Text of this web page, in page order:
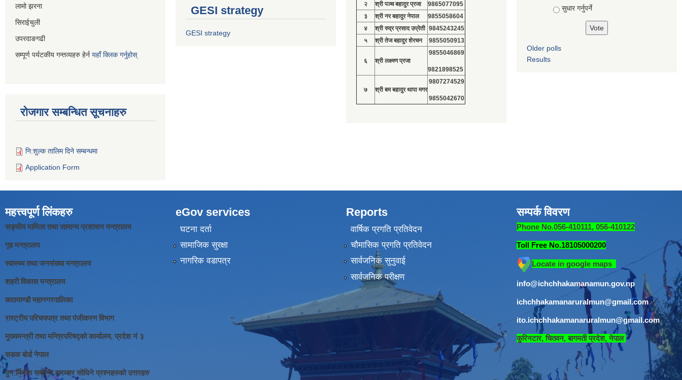
लामो झरना
सिराईचुली
उपरदाङगढी
सम्पूर्ण पर्यटकीय गन्तव्यहरु हेर्न यहाँ क्लिक गर्नुहोस्
रोजगार सम्बन्धित सूचनाहरु
नि:शुल्क तालिम दिने सम्बन्धमा
Application Form
GESI strategy
GESI strategy
२
श्री पञ्च बहादुर प्रजा
9865077095
३
श्री नर बहादुर नेपाल
9855058604
४
श्री रुद्र प्रसाद उप्रेती 9845243245
५
श्री तेज बहादुर शेरचन 9855050913
६ श्री लक्ष्मण प्रजा
9855046869
9821898525
७ श्री बम बहादुर थापा मगर
9807274529
9855042670
सुधार गर्नुपर्ने
Older polls
Results
महत्त्वपूर्ण लिंकहरु
सङ्घीय मामिला तथा सामान्य प्रशासन मन्त्रालय
गृह मन्त्रालय
स्वास्थ्य तथा जनसंख्या मन्त्रालय
शहरी विकास मन्त्रालय
काठमाण्डौ महानगरपालिका
रास्ट्रीय परिचयपत्र तथा पंजीकरण विभाग
मुख्यमन्त्री तथा मन्त्रिपरिषद्को कार्यालय, प्रदेश नं ३
सडक बोर्ड नेपाल
पुन:र्निर्माण सम्बन्धि बारम्बार सोधिने प्रश्नहरुको उत्तरहरु
eGov services
घटना दर्ता
सामाजिक सुरक्षा
नागरिक वडापत्र
Reports
वार्षिक प्रगति प्रतिवेदन
चौमासिक प्रगति प्रतिवेदन
सार्वजनिक सुनुवाई
सार्वजनिक परीक्षण
सम्पर्क विवरण
Phone No.056-410111, 056-410122
Toll Free No.18105000200
Locate in google maps
info@ichchhakamanamun.gov.np
ichchhakamanaruralmun@gmail.com
ito.ichchhakamanaruralmun@gmail.com​
कुरिनटार, चितवन, बागमती प्रदेश, नेपाल